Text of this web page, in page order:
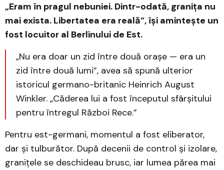
„Eram în pragul nebuniei. Dintr-odată, granița nu
mai exista. Libertatea era reală”, își amintește un
fost locuitor al Berlinului de Est.
„Nu era doar un zid între două orașe — era un
zid între două lumi”, avea să spună ulterior
istoricul germano-britanic Heinrich August
Winkler. „Căderea lui a fost începutul sfârșitului
pentru întregul Război Rece.”
Pentru est-germani, momentul a fost eliberator,
dar și tulburător. După decenii de control și izolare,
granițele se deschideau brusc, iar lumea părea mai